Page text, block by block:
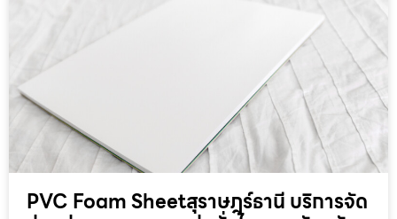
PVC Foam Sheetสุราษฎร์ธานี บริการจัด